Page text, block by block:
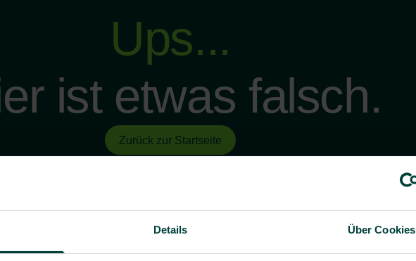
Details Über Cookies
Ups...
ist etwas falsch.
Zurück zur Startseite